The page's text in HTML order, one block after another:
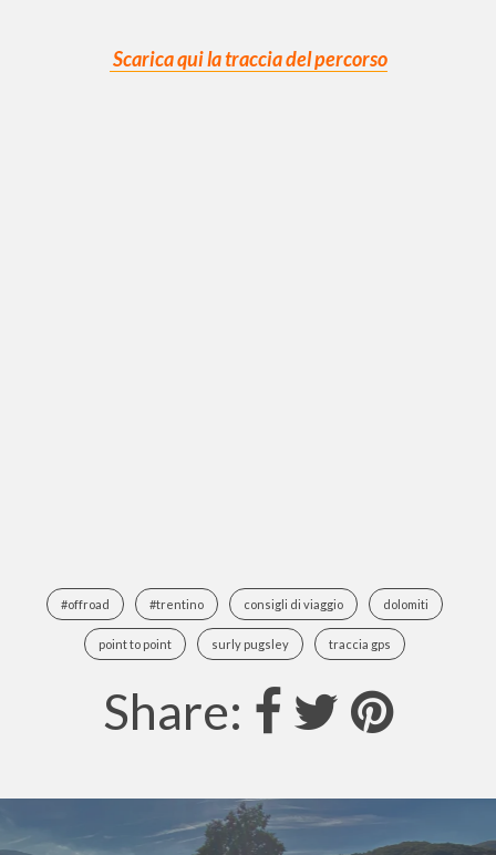
Scarica qui la traccia del percorso
#offroad #trentino consigli di viaggio dolomiti
point to point surly pugsley traccia gps
Share: